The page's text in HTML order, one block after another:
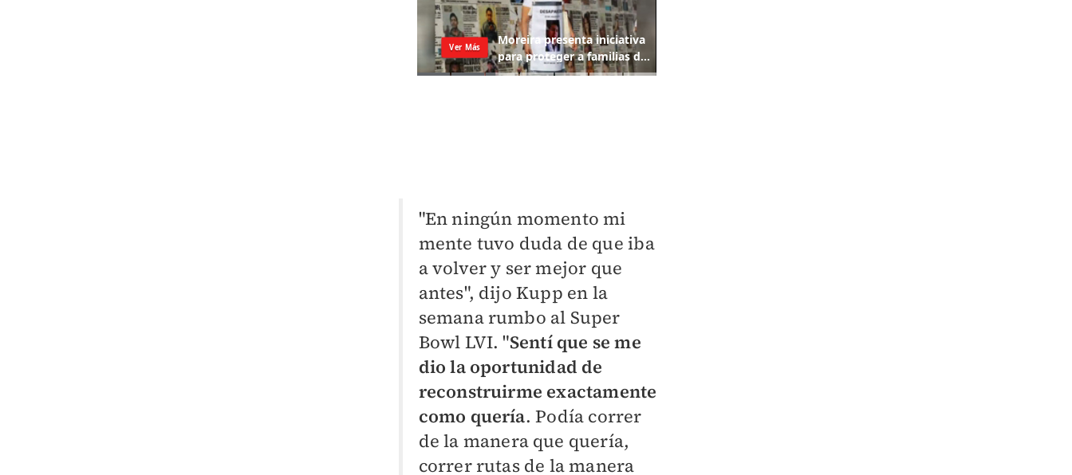
"En ningún momento mi
mente tuvo duda de que iba
a volver y ser mejor que
antes", dijo Kupp en la
semana rumbo al Super
Bowl LVI. "Sentí que se me
dio la oportunidad de
reconstruirme exactamente
como quería. Podía correr
de la manera que quería,
correr rutas de la manera